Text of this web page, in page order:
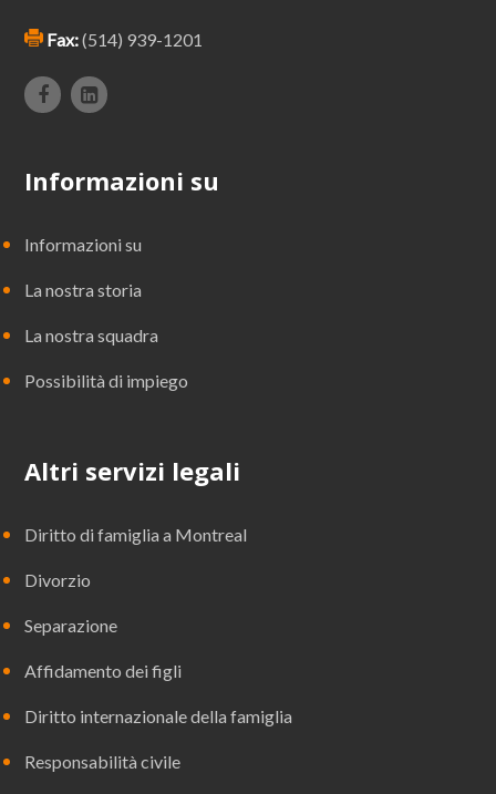
Fax:(514) 939-1201
Informazioni su
Informazioni su
La nostra storia
La nostra squadra
Possibilità di impiego
Altri servizi legali
Diritto di famiglia a Montreal
Divorzio
Separazione
Affidamento dei figli
Diritto internazionale della famiglia
Responsabilità civile